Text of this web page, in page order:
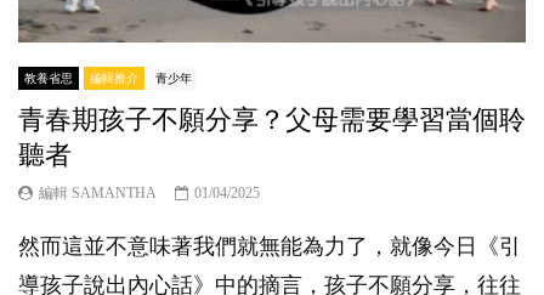
教養省思 編輯推介 青少年
青春期孩子不願分享？父母需要學習當個聆
聽者
編輯 SAMANTHA 01/04/2025
然而這並不意味著我們就無能為力了，就像今日《引
導孩子說出內心話》中的摘言，孩子不願分享，往往